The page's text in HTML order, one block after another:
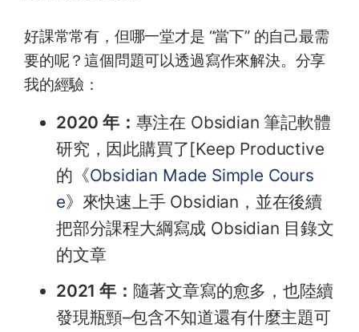
好課常常有，但哪一堂才是 “當下” 的自己最需
要的呢？這個問題可以透過寫作來解決。分享
我的經驗：
2020 年： 專注在 Obsidian 筆記軟體
研究，因此購買了[Keep Productive
的《Obsidian Made Simple Cours
e》來快速上手 Obsidian，並在後續
把部分課程大綱寫成 Obsidian 目錄文
的文章
2021 年： 隨著文章寫的愈多，也陸續
發現瓶頸–包含不知道還有什麼主題可